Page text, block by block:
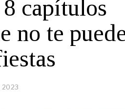
capítulos
no te
2023